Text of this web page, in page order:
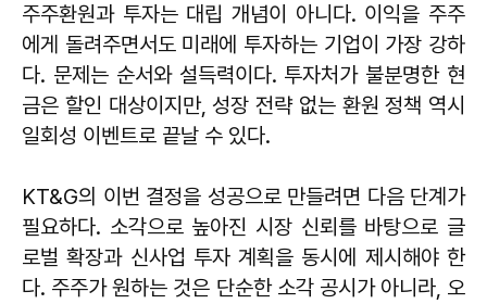
주주환원과 투자는 대립 개념이 아니다. 이익을 주주
에게 돌려주면서도 미래에 투자하는 기업이 가장 강하
다. 문제는 순서와 설득력이다. 투자처가 불분명한 현
금은 할인 대상이지만, 성장 전략 없는 환원 정책 역시
일회성 이벤트로 끝날 수 있다.
KT&G의 이번 결정을 성공으로 만들려면 다음 단계가
필요하다. 소각으로 높아진 시장 신뢰를 바탕으로 글
로벌 확장과 신사업 투자 계획을 동시에 제시해야 한
다. 주주가 원하는 것은 단순한 소각 공시가 아니라, 오